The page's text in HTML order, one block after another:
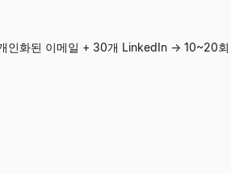
인화된 이메일 + 30개 LinkedIn → 10~20